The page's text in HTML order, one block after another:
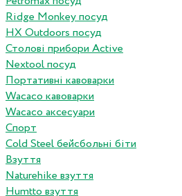
Ridge Monkey посуд
HX Outdoors посуд
Столові прибори Active
Nextool посуд
Портативні кавоварки
Wacaco кавоварки
Wacaco аксесуари
Спорт
Cold Steel бейсбольні біти
Взуття
Naturehike взуття
Humtto взуття